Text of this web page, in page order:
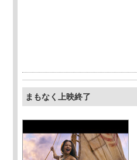
まもなく上映終了